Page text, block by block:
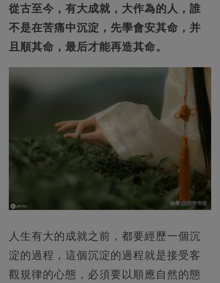
從古至今，有大成就，大作為的人，誰
不是在苦痛中沉淀，先學會安其命，并
且順其命，最后才能再造其命。
人生有大的成就之前，都要經歷一個沉
淀的過程，這個沉淀的過程就是接受客
觀規律的心態，必須要以順應自然的態